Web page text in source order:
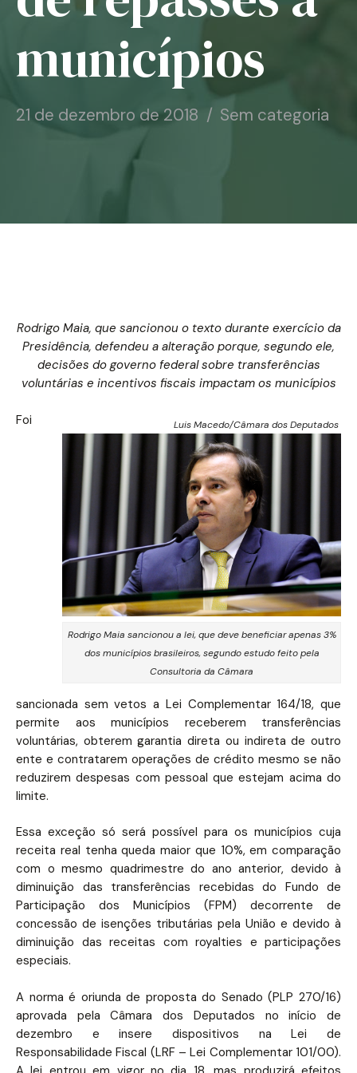
Notícias
Associe-se
municípios
21 de dezembro de 2018 Sem categoria
Rodrigo Maia, que sancionou o texto durante exercício da
Presidência, defendeu a alteração porque, segundo ele,
decisões do governo federal sobre transferências
voluntárias e incentivos fiscais impactam os municípios
Luis Macedo/Câmara dos Deputados
Rodrigo Maia sancionou a lei, que deve beneficiar apenas 3%
dos municípios brasileiros, segundo estudo feito pela
Consultoria da Câmara
Foi
sancionada sem vetos a Lei Complementar 164/18, que
permite aos municípios receberem transferências
voluntárias, obterem garantia direta ou indireta de outro
ente e contratarem operações de crédito mesmo se não
reduzirem despesas com pessoal que estejam acima do
limite.
Essa exceção só será possível para os municípios cuja
receita real tenha queda maior que 10%, em comparação
com o mesmo quadrimestre do ano anterior, devido à
diminuição das transferências recebidas do Fundo de
Participação dos Municípios (FPM) decorrente de
concessão de isenções tributárias pela União e devido à
diminuição das receitas com royalties e participações
especiais.
A norma é oriunda de proposta do Senado (PLP 270/16)
aprovada pela Câmara dos Deputados no início de
dezembro e insere dispositivos na Lei de
Responsabilidade Fiscal (LRF – Lei Complementar 101/00).